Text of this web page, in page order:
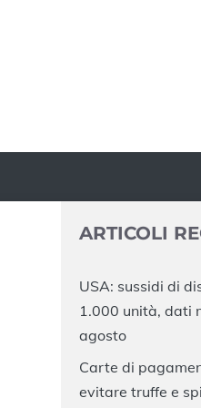
ARTICOLI
USA: sussidi di
1.000 unità, dati
agosto
Carte di
evitare truffe e